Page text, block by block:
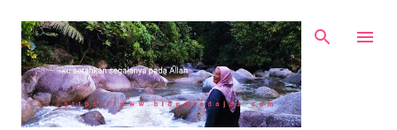
Skip to main content